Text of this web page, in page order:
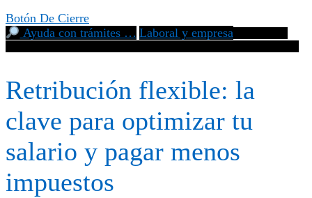
Botón De Cierre
Ayuda con trámites … Laboral y empresa
Retribución flexible: la
clave para optimizar tu
salario y pagar menos
impuestos